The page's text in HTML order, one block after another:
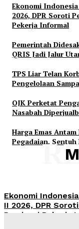
Ekonomi
2026, DPR Soroti
Pekerja Informal
Pemerintah
QRIS Jadi Jalur
TPS Liar Telan
Pengelolaan
OJK Perketat
Nasabah
Harga Emas
Pegadaian, Sentuh
Ekonomi
II 2026, DPR
Dominasi Pekerja